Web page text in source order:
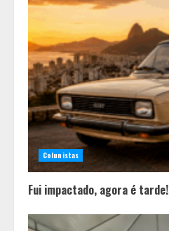
Colunistas
Fui impactado, agora é tarde!